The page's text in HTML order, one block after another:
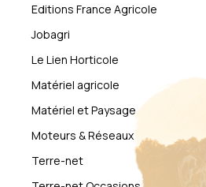
Editions France Agricole
Jobagri
Le Lien Horticole
Matériel agricole
Matériel et Paysage
Moteurs & Réseaux
Terre-net